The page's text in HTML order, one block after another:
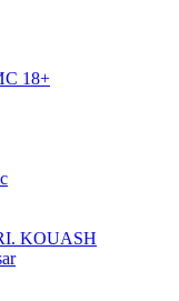
18+
KOUASH